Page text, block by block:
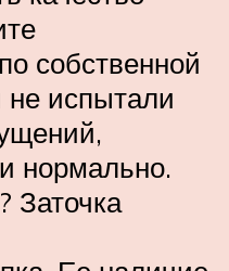
собственной
не испытали
нормально.
Заточка